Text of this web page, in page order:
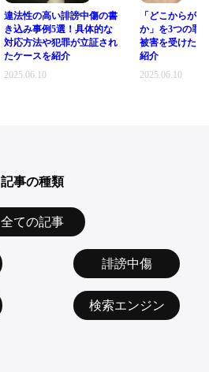
違法性の高い誹謗中傷の書
き込み事例5選！具体的な
対応方法や犯罪が立証され
たケースを紹介
2025.06.10
「どこからが
か」を3つの罪
被害を受けた際
紹介
2025.06.10
記事の種類
全ての記事
誹謗中傷
検索エンジン